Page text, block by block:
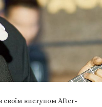
своїм виступом After-